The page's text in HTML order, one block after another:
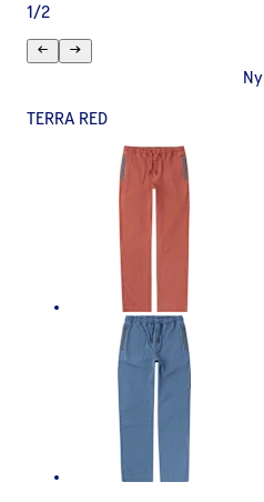
1 /2
Ny
TERRA RED